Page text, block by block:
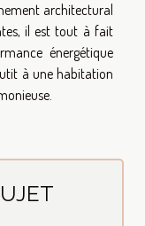
architectural
il est tout à fait
énergétique
à une habitation